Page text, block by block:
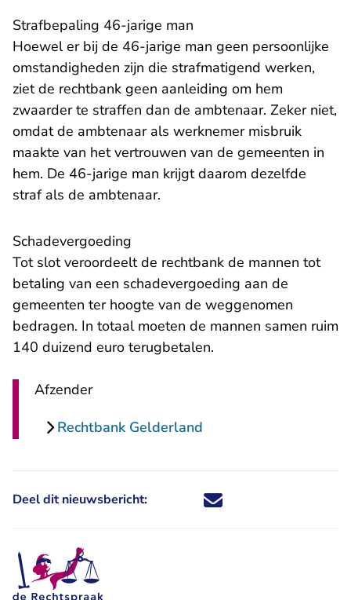
Strafbepaling 46-jarige man
Hoewel er bij de 46-jarige man geen persoonlijke
omstandigheden zijn die strafmatigend werken,
ziet de rechtbank geen aanleiding om hem
zwaarder te straffen dan de ambtenaar. Zeker niet,
omdat de ambtenaar als werknemer misbruik
maakte van het vertrouwen van de gemeenten in
hem. De 46-jarige man krijgt daarom dezelfde
straf als de ambtenaar.
Schadevergoeding
Tot slot veroordeelt de rechtbank de mannen tot
betaling van een schadevergoeding aan de
gemeenten ter hoogte van de weggenomen
bedragen. In totaal moeten de mannen samen ruim
140 duizend euro terugbetalen.
Afzender
Rechtbank Gelderland
Deel dit nieuwsbericht: Deel dit nieuwsbericht via X -
Deel dit nieuwsbericht via
Deel dit nieuwsbericht
Deel dit